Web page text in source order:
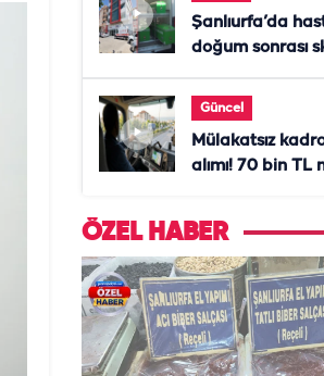
Şanlıurfa’da
doğum sonrası
Güncel
Mülakatsız
alımı! 70 bin TL
ÖZEL HABER